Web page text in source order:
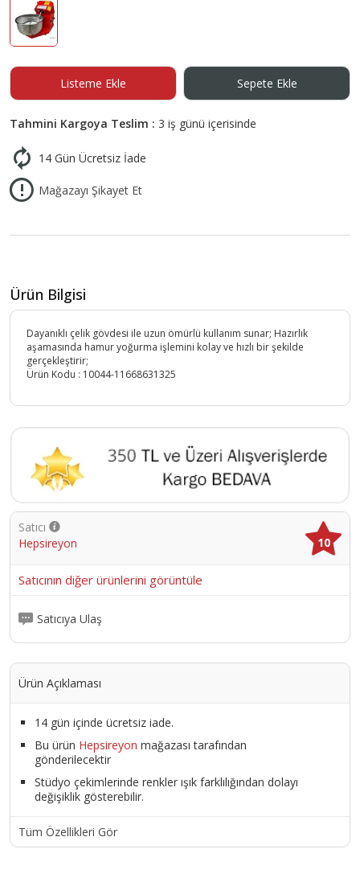
Listeme Ekle Sepete Ekle
Tahmini Kargoya Teslim : 3 iş günü içerisinde
14 Gün Ücretsiz İade
Mağazayı Şikayet Et
Ürün Bilgisi
Dayanıklı çelik gövdesi ile uzun ömürlü kullanım sunar; Hazırlık
aşamasında hamur yoğurma işlemini kolay ve hızlı bir şekilde
gerçekleştirir;
Ürün Kodu : 10044-11668631325
Satıcı
Hepsireyon
10
Satıcının diğer ürünlerini görüntüle
Satıcıya Ulaş
Ürün Açıklaması
14 gün içinde ücretsiz iade.
Bu ürün Hepsireyon mağazası tarafından
gönderilecektir
Stüdyo çekimlerinde renkler ışık farklılığından dolayı
değişiklik gösterebilir.
Tüm Özellikleri Gör